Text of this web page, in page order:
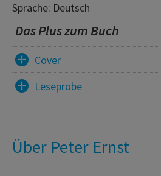
Sprache: Deutsch
Das Plus zum Buch
Cover
Leseprobe
Über Peter Ernst